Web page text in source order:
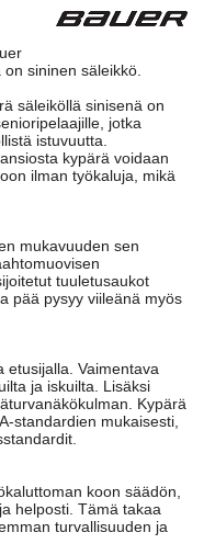
sininen säleikkö.
säleiköllä sinisenä on
jotka
istuvuutta.
kypärä voidaan
ilman työkaluja, mikä
mukavuuden sen
tuuletusaukot
pää pysyy viileänä myös
etusijalla. Vaimentava
ja iskuilta. Lisäksi
Kypärä
standardien mukaisesti,
koon säädön,
helposti. Tämä takaa
turvallisuuden ja